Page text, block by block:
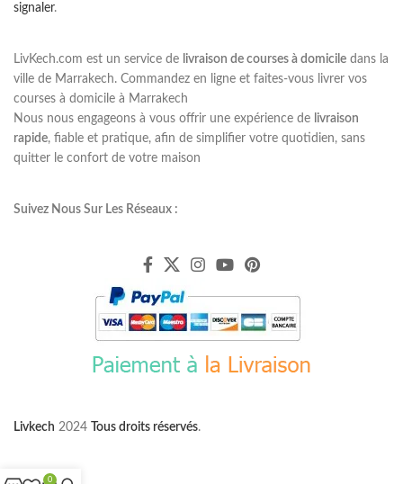
signaler.
LivKech.com est un service de livraison de courses à domicile dans la
ville de Marrakech. Commandez en ligne et faites-vous livrer vos
courses à domicile à Marrakech
Nous nous engageons à vous offrir une expérience de livraison
rapide, fiable et pratique, afin de simplifier votre quotidien, sans
quitter le confort de votre maison
Suivez Nous Sur Les Réseaux :
Livkech 2024 Tous droits réservés.
0